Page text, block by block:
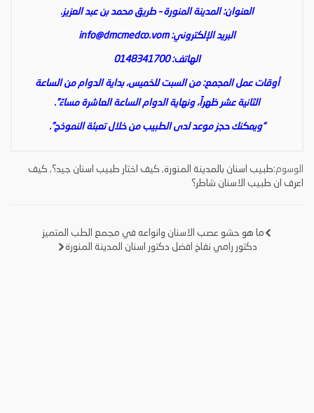
العنوان: المدينة المنورة – طريق محمد بن عبد العزيز.
البريد الإلكتروني:info@dmcmedco.vom
الهاتف: 0148341700
أوقات عمل المجمع: من السبت للخميس، بداية الدوام من الساعة
الثانية عشر ظهراً، ونهاية الدوام الساعة العاشرة مساءً”.
“ويمكنك حجز موعد لدى الطبيب من خلال تعبئة النموذج”.
الوسوم:طبيب اسنان بالمدينة المنورة, كيف اختار طبيب اسنان جيد؟, كيف
اعرف ان طبيب الاسنان شاطر؟
تصفّحما هو حشو عصب الاسنان وانواعه في مجمع الطب المتميز
دكتور رامي نفاخ افضل دكتور اسنان المدينة المنورة